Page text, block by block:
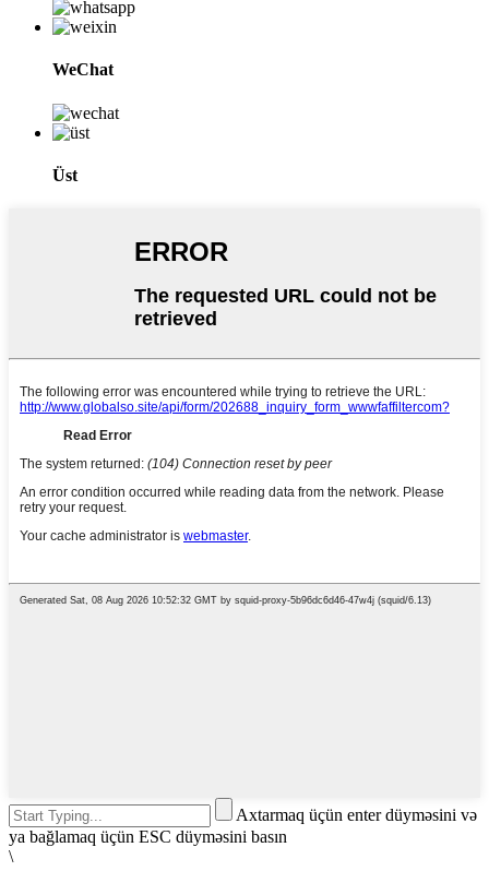
WeChat
Üst
Axtarmaq üçün enter düyməsini və
ya bağlamaq üçün ESC düyməsini basın
\